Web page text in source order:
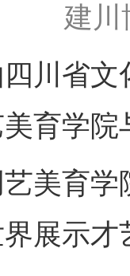
建川
省文
育学
育学
展示才
一纸欠